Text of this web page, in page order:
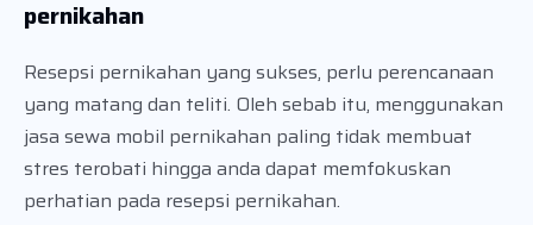
pernikahan
Resepsi pernikahan yang sukses, perlu perencanaan
yang matang dan teliti. Oleh sebab itu, menggunakan
jasa sewa mobil pernikahan paling tidak membuat
stres terobati hingga anda dapat memfokuskan
perhatian pada resepsi pernikahan.